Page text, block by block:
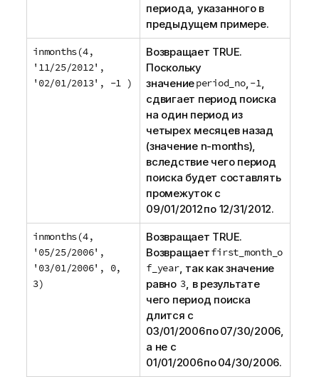
периода, указанного в
предыдущем примере.
inmonths(4,
'11/25/2012',
'02/01/2013', -1 )
Возвращает TRUE.
Поскольку
значениеperiod_no, -1,
сдвигает период поиска
на один период из
четырех месяцев назад
(значение n-months),
вследствие чего период
поиска будет составлять
промежуток с
09/01/2012 по 12/31/2012.
inmonths(4,
'05/25/2006',
'03/01/2006', 0,
3)
Возвращает TRUE.
Возвращаетfirst_month_o
f_year, так как значение
равно 3 , в результате
чего период поиска
длится с
03/01/2006 по 07/30/2006,
а не с
01/01/2006 по 04/30/2006.